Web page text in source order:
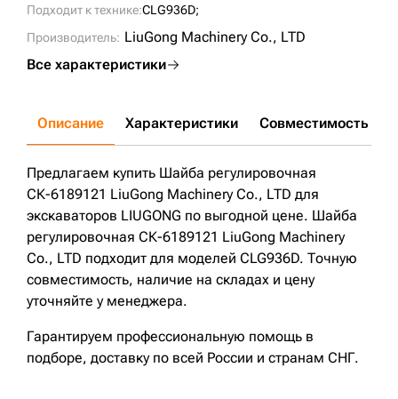
Подходит к технике:CLG936D;
Производитель: LiuGong Machinery Cо., LTD
Все характеристики
Описание Характеристики Совместимость
Предлагаем купить Шайба регулировочная
СК-6189121 LiuGong Machinery Cо., LTD для
экскаваторов LIUGONG по выгодной цене. Шайба
регулировочная СК-6189121 LiuGong Machinery
Cо., LTD подходит для моделей CLG936D. Точную
совместимость, наличие на складах и цену
уточняйте у менеджера.
Гарантируем профессиональную помощь в
подборе, доставку по всей России и странам СНГ.